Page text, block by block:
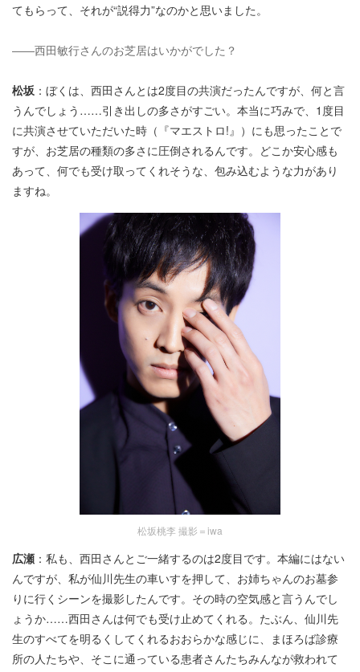
てもらって、それが“説得力”なのかと思いました。
――西田敏行さんのお芝居はいかがでした？
松坂 ：ぼくは、西田さんとは2度目の共演だったんですが、何と言
うんでしょう……引き出しの多さがすごい。本当に巧みで、1度目
に共演させていただいた時（『マエストロ!』）にも思ったことで
すが、お芝居の種類の多さに圧倒されるんです。どこか安心感も
あって、何でも受け取ってくれそうな、包み込むような力があり
ますね。
松坂桃李 撮影＝iwa
広瀬 ：私も、西田さんとご一緒するのは2度目です。本編にはない
んですが、私が仙川先生の車いすを押して、お姉ちゃんのお墓参
りに行くシーンを撮影したんです。その時の空気感と言うんでし
ょうか……西田さんは何でも受け止めてくれる。たぶん、仙川先
生のすべてを明るくしてくれるおおらかな感じに、まほろば診療
所の人たちや、そこに通っている患者さんたちみんなが救われて